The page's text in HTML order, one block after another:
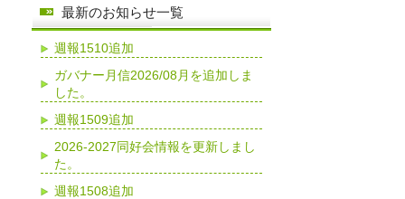
最新のお知らせ一覧
週報1510追加
ガバナー月信2026/08月を追加しま
した。
週報1509追加
2026-2027同好会情報を更新しまし
た。
週報1508追加